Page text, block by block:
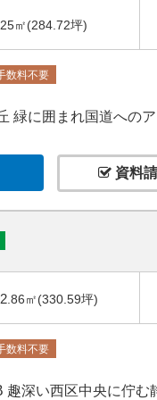
.25㎡(284.72坪)
数料不要
緑に囲まれ国道への
資料
.86㎡(330.59坪)
数料不要
趣深い西区中央に佇む